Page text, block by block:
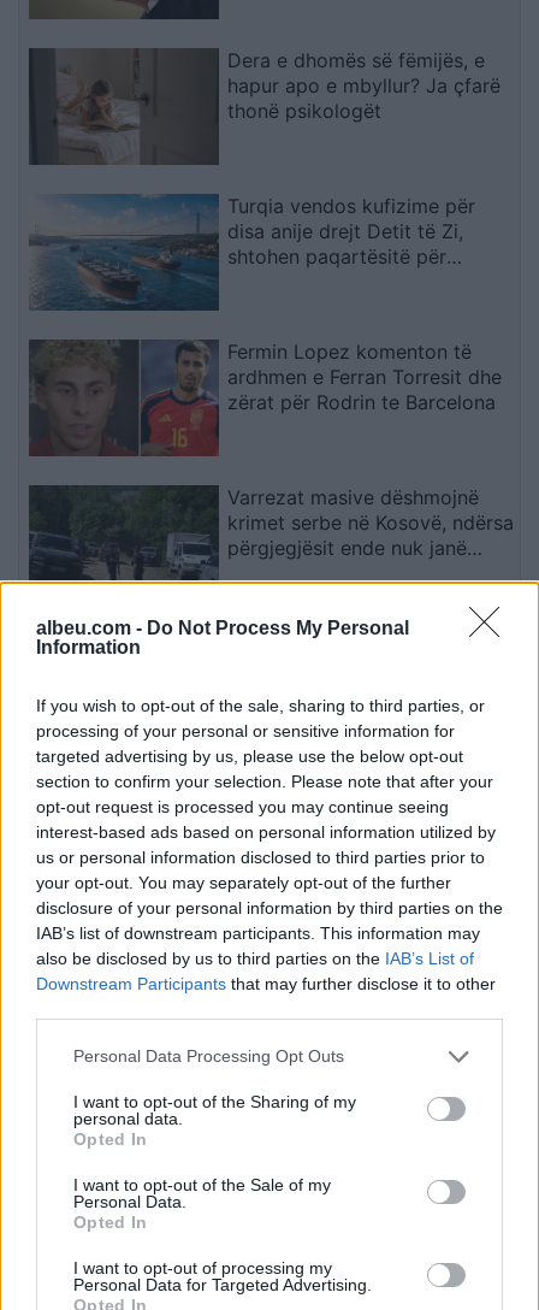
albeu.com - Do Not Process My Personal
Information
If you wish to opt-out of the sale, sharing to third parties, or
processing of your personal or sensitive information for
targeted advertising by us, please use the below opt-out
section to confirm your selection. Please note that after your
opt-out request is processed you may continue seeing
interest-based ads based on personal information utilized by
us or personal information disclosed to third parties prior to
your opt-out. You may separately opt-out of the further
disclosure of your personal information by third parties on the
IAB’s list of downstream participants. This information may
also be disclosed by us to third parties on the IAB’s List of
Downstream Participants that may further disclose it to other
Personal Data Processing Opt Outs
I want to opt-out of the Sharing of my
personal data.
Opted In
I want to opt-out of the Sale of my
Personal Data.
Opted In
I want to opt-out of processing my
Personal Data for Targeted Advertising.
Opted In
Dera e dhomës së fëmijës, e
hapur apo e mbyllur? Ja çfarë
thonë psikologët
Turqia vendos kufizime për
disa anije drejt Detit të Zi,
shtohen paqartësitë për
Fermin Lopez komenton të
ardhmen e Ferran Torresit dhe
zërat për Rodrin te Barcelona
Varrezat masive dëshmojnë
krimet serbe në Kosovë, ndërsa
përgjegjësit ende nuk janë
Aksident në Peru/
midis furgonit dhe kamionit
Esim for Global
for Turkey|Esim for Germany|Esim for Greece|